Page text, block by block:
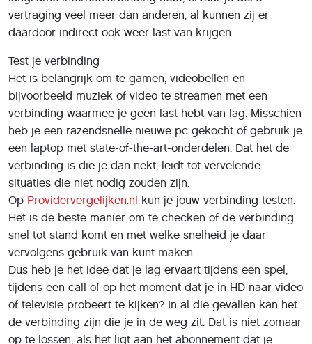
vertraging veel meer dan anderen, al kunnen zij er
daardoor indirect ook weer last van krijgen.
Test je verbinding
Het is belangrijk om te gamen, videobellen en
bijvoorbeeld muziek of video te streamen met een
verbinding waarmee je geen last hebt van lag. Misschien
heb je een razendsnelle nieuwe pc gekocht of gebruik je
een laptop met state-of-the-art-onderdelen. Dat het de
verbinding is die je dan nekt, leidt tot vervelende
situaties die niet nodig zouden zijn.
Op Providervergelijken.nl kun je jouw verbinding testen.
Het is de beste manier om te checken of de verbinding
snel tot stand komt en met welke snelheid je daar
vervolgens gebruik van kunt maken.
Dus heb je het idee dat je lag ervaart tijdens een spel,
tijdens een call of op het moment dat je in HD naar video
of televisie probeert te kijken? In al die gevallen kan het
de verbinding zijn die je in de weg zit. Dat is niet zomaar
op te lossen, als het ligt aan het abonnement dat je